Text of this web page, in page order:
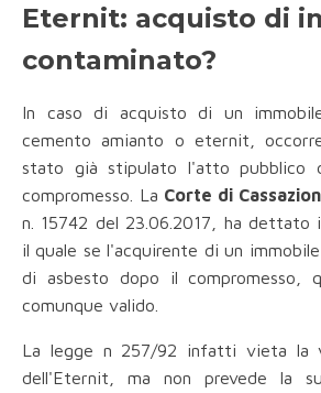
Eternit: acquisto di
contaminato?
In caso di acquisto di un
cemento amianto o eternit,
stato già stipulato l'atto pubblico
compromesso. La Corte di
n. 15742 del 23.06.2017, ha dettato
il quale se l'acquirente di un
di asbesto dopo il compromesso,
comunque valido.
La legge n 257/92 infatti vieta la
dell'Eternit, ma non prevede la